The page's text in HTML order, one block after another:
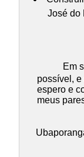
José do
Em
possível,
espero e
meus